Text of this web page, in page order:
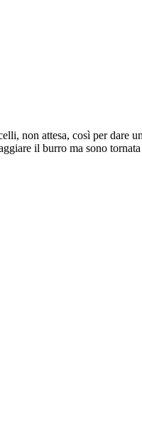
non attesa, così per dare
il burro ma sono tornata